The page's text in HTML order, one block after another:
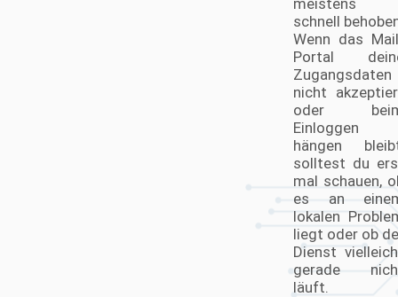
meistens
schnell
Wenn das
Portal
Zugangsdaten
nicht
oder
Einloggen
hängen
solltest du
mal schauen,
es an
lokalen
liegt oder ob
Dienst
gerade
läuft.